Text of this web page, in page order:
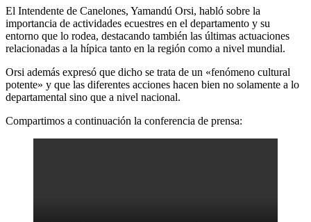
resaltó
las
que
El Intendente de Canelones, Yamandú Orsi, habló sobre la
importancia de actividades ecuestres en el departamento y su
entorno que lo rodea, destacando también las últimas actuaciones
relacionadas a la hípica tanto en la región como a nivel mundial.
Orsi además expresó que dicho se trata de un «fenómeno cultural
potente» y que las diferentes acciones hacen bien no solamente a lo
departamental sino que a nivel nacional.
Compartimos a continuación la conferencia de prensa: